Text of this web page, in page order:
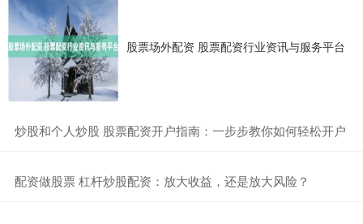
股票场外配资 股票配资行业资讯与服务平台
​炒股和个人炒股 股票配资开户指南：一步步教你如何轻松开户
​配资做股票 杠杆炒股配资：放大收益，还是放大风险？